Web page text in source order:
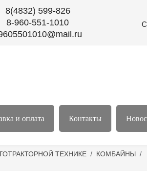
8(4832) 599-826
8-960-551-1010
и оплата Контакты
ТЕХНИКЕ / КОМБАЙНЫ /